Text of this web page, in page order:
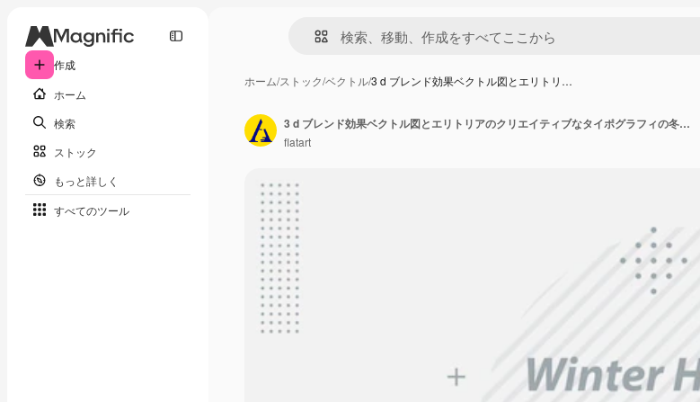
作成
ホーム
検索
ストック
もっと詳しく
すべてのツール
ホーム/ストック/ベクトル/3 d ブレンド効果ベクトル図とエリトリ…
3 d ブレンド効果ベクトル図とエリトリアのクリエイティブなタイポグラフィの冬休み
flatart